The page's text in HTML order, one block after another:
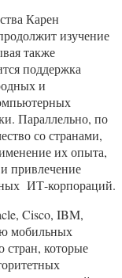
Карен
изучение
также
поддержка
и
Параллельно, по
со странами,
их опыта,
привлечение
ИТ-корпораций.
Cisco, IBM,
мобильных
которые